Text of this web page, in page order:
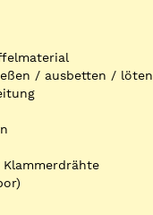
/ ausbetten / löten